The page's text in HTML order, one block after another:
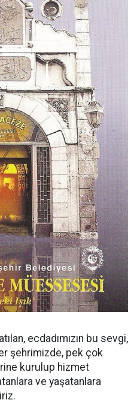
ecdadımızın bu sevgi,
şehrimizde, pek çok
kurulup hizmet
ve yaşatanlara